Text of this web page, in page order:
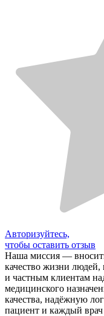
Авторизуйтесь,
чтобы оставить отзыв
Наша миссия —
качество жизни
и частным клиентам
медицинского
качества, надёжную
пациент и каждый врач